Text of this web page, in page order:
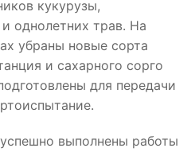
кукурузы,
однолетних трав. На
убраны новые сорта
и сахарного сорго
для передачи
выполнены работы